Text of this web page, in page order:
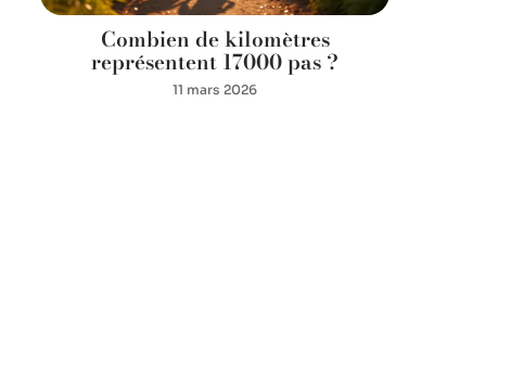
Combien de kilomètres
représentent 17000 pas ?
11 mars 2026